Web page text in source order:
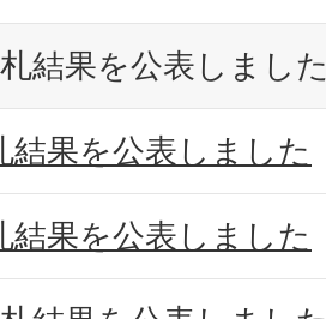
結果を公表しまし
結果を公表しました
結果を公表しました